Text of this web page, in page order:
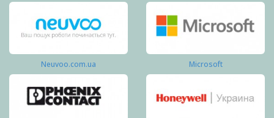
Neuvoo.com.ua Microsoft